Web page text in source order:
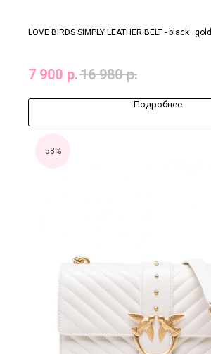
LOVE BIRDS SIMPLY LEATHER BELT - black–gold
7 900 р.16 980 р.
Подробнее
53%